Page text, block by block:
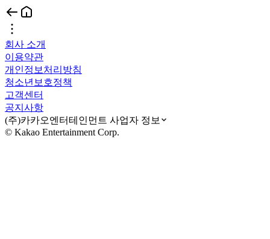
회사 소개
이용약관
개인정보처리방침
청소년보호정책
고객센터
공지사항
(주)카카오엔터테인먼트 사업자 정보
© Kakao Entertainment Corp.